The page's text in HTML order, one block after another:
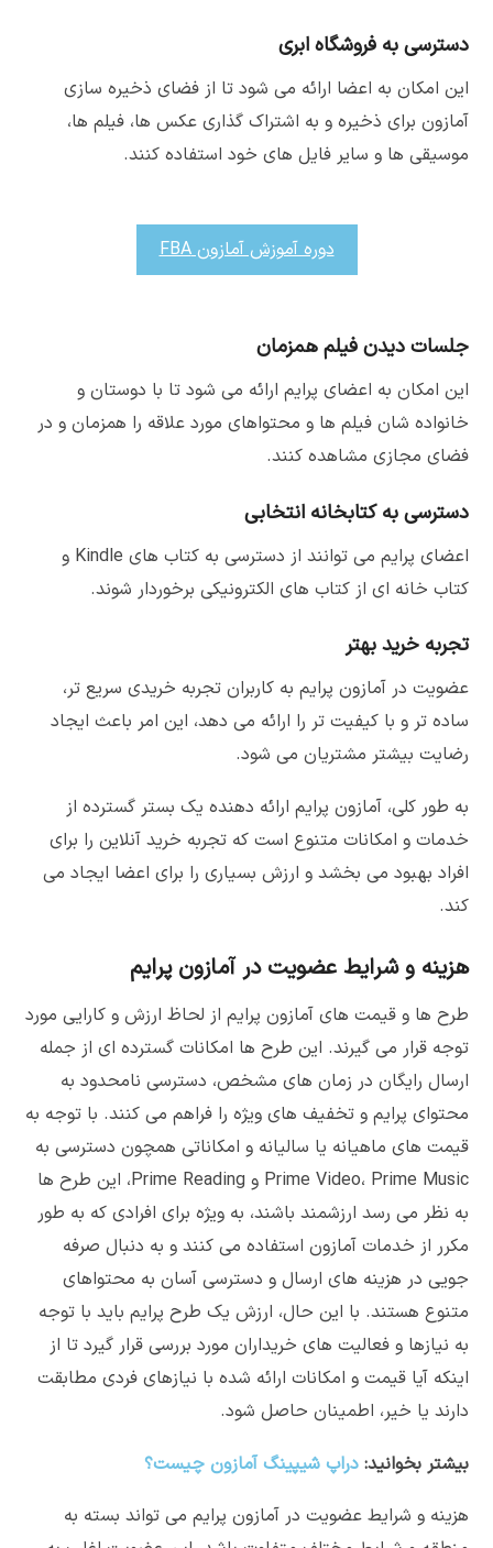
دسترسی به فروشگاه ابری
این امکان به اعضا ارائه می شود تا از فضای ذخیره سازی
آمازون برای ذخیره و به اشتراک گذاری عکس ها، فیلم ها،
موسیقی ها و سایر فایل های خود استفاده کنند.
دوره آموزش آمازون FBA
جلسات دیدن فیلم همزمان
این امکان به اعضای پرایم ارائه می شود تا با دوستان و
خانواده شان فیلم ها و محتواهای مورد علاقه را همزمان و در
فضای مجازی مشاهده کنند.
دسترسی به کتابخانه انتخابی
اعضای پرایم می توانند از دسترسی به کتاب های Kindle و
کتاب خانه ای از کتاب های الکترونیکی برخوردار شوند.
تجربه خرید بهتر
عضویت در آمازون پرایم به کاربران تجربه خریدی سریع تر،
ساده تر و با کیفیت تر را ارائه می دهد، این امر باعث ایجاد
رضایت بیشتر مشتریان می شود.
به طور کلی، آمازون پرایم ارائه دهنده یک بستر گسترده از
خدمات و امکانات متنوع است که تجربه خرید آنلاین را برای
افراد بهبود می بخشد و ارزش بسیاری را برای اعضا ایجاد می
کند.
هزینه و شرایط عضویت در آمازون پرایم
طرح ها و قیمت های آمازون پرایم از لحاظ ارزش و کارایی مورد
توجه قرار می گیرند. این طرح ها امکانات گسترده ای از جمله
ارسال رایگان در زمان های مشخص، دسترسی نامحدود به
محتوای پرایم و تخفیف های ویژه را فراهم می کنند. با توجه به
قیمت های ماهیانه یا سالیانه و امکاناتی همچون دسترسی به
Prime Video، Prime Music و Prime Reading، این طرح ها
به نظر می رسد ارزشمند باشند، به ویژه برای افرادی که به طور
مکرر از خدمات آمازون استفاده می کنند و به دنبال صرفه
جویی در هزینه های ارسال و دسترسی آسان به محتواهای
متنوع هستند. با این حال، ارزش یک طرح پرایم باید با توجه
به نیازها و فعالیت های خریداران مورد بررسی قرار گیرد تا از
اینکه آیا قیمت و امکانات ارائه شده با نیازهای فردی مطابقت
دارند یا خیر، اطمینان حاصل شود.
بیشتر بخوانید:دراپ شیپینگ آمازون چیست؟
هزینه و شرایط عضویت در آمازون پرایم می تواند بسته به